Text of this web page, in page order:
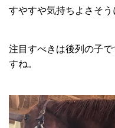
すやすや気持ちよさそう
注目すべきは後列の子
すね。